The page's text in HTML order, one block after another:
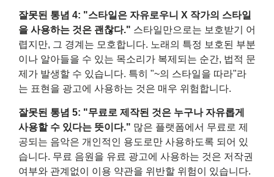
잘못된 통념 4: "스타일은 자유로우니 ​​X 작가의 스타일
을 사용하는 것은 괜찮다." 스타일만으로는 보호받기 어
렵지만, 그 경계는 모호합니다. 노래의 특정 보호된 부분
이나 알아들을 수 있는 목소리가 복제되는 순간, 법적 문
제가 발생할 수 있습니다. 특히 "~의 스타일을 따라"라
는 표현을 광고에 사용하는 것은 매우 위험합니다.
잘못된 통념 5: "무료로 제작된 것은 누구나 자유롭게
사용할 수 있다는 뜻이다." 많은 플랫폼에서 무료로 제
공되는 음악은 개인적인 용도로만 사용하도록 되어 있
습니다. 무료 음원을 유료 광고에 사용하는 것은 저작권
여부와 관계없이 이용 약관을 위반할 위험이 있습니다.